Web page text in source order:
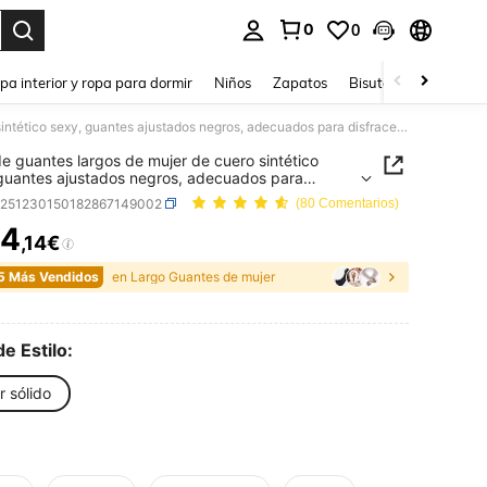
0 0
interior y ropa para dormir Niños Zapatos Bisutería Y
1 par de guantes largos de mujer de cuero sintético sexy, guantes ajustados negros, adecuados para disfraces de Halloween, actuaciones de pole dance en verano
guantes largos de mujer de cuero sintético
ajustados negros, adecuados para
de Halloween, actuaciones de pole dance en(80 Comentarios)
AND AVAILABILITY
4,14€
Más Vendidos en Largo Guantes de mujer
Estilo:
sólido